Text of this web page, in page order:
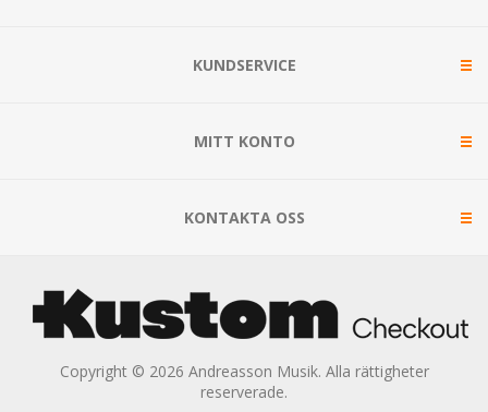
KUNDSERVICE
MITT KONTO
KONTAKTA OSS
Copyright © 2026 Andreasson Musik. Alla rättigheter
reserverade.